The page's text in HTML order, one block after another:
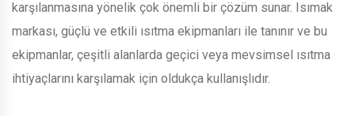
karşılanmasına yönelik çok önemli bir çözüm sunar. Isımak
markası, güçlü ve etkili ısıtma ekipmanları ile tanınır ve bu
ekipmanlar, çeşitli alanlarda geçici veya mevsimsel ısıtma
ihtiyaçlarını karşılamak için oldukça kullanışlıdır.